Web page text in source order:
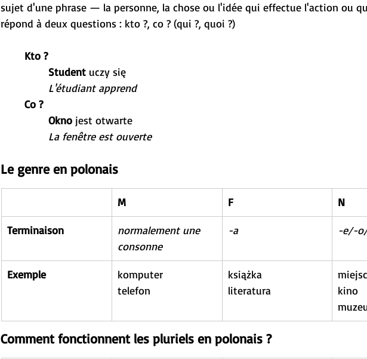
sujet d'une phrase — la personne, la chose ou l'idée qui effectue l'action ou
répond à deux questions : kto ?, co ? (qui ?, quoi ?)
Kto ?
Student uczy się
L'étudiant apprend
Co ?
Okno jest otwarte
La fenêtre est ouverte
Le genre en polonais
M F N
Terminaison
normalement une
consonne
-a -e/-
Exemple
komputer
telefon
książka
literatura
kino
Comment fonctionnent les pluriels en polonais ?